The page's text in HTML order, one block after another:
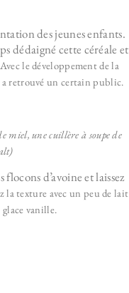
des jeunes enfants.
dédaigné cette céréale et
Avec le développement de la
a retrouvé un certain public.
miel, une cuillère à soupe de
d’avoine et laissez
la texture avec un peu de lait
glace vanille.